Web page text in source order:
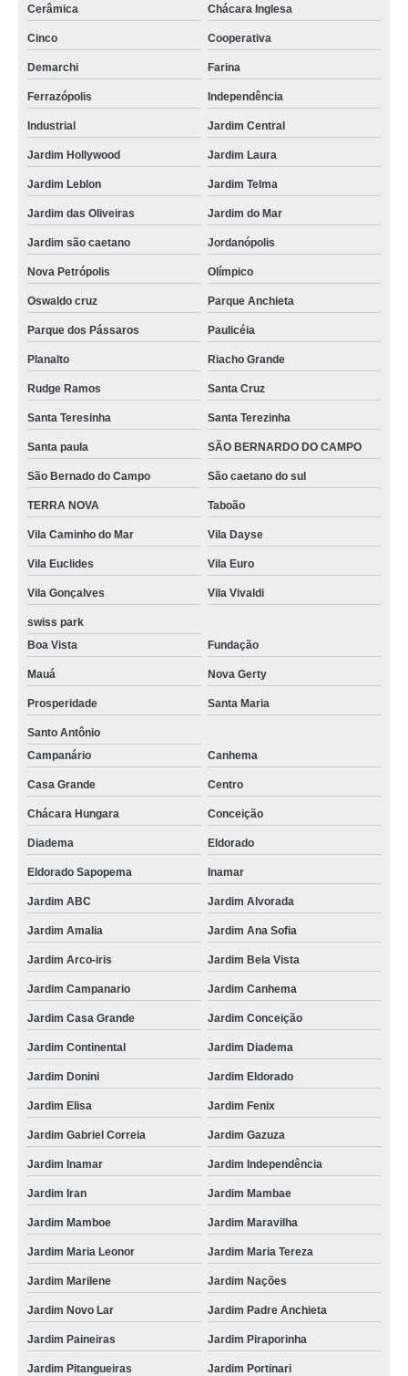
Cerâmica Chácara Inglesa
Cinco Cooperativa
Demarchi Farina
Ferrazópolis Independência
Industrial Jardim Central
Jardim Hollywood Jardim Laura
Jardim Leblon Jardim Telma
Jardim das Oliveiras Jardim do Mar
Jardim são caetano Jordanópolis
Nova Petrópolis Olímpico
Oswaldo cruz Parque Anchieta
Parque dos Pássaros Paulicéia
Planalto Riacho Grande
Rudge Ramos Santa Cruz
Santa Teresinha Santa Terezinha
Santa paula SÃO BERNARDO DO CAMPO
São Bernado do Campo São caetano do sul
TERRA NOVA Taboão
Vila Caminho do Mar Vila Dayse
Vila Euclides Vila Euro
Vila Gonçalves Vila Vivaldi
swiss park
Boa Vista
Fundação
Mauá Nova Gerty
Prosperidade Santa Maria
Santo Antônio
Campanário
Canhema
Casa Grande Centro
Chácara Hungara Conceição
Diadema Eldorado
Eldorado Sapopema Inamar
Jardim ABC Jardim Alvorada
Jardim Amalia Jardim Ana Sofia
Jardim Arco-iris Jardim Bela Vista
Jardim Campanario Jardim Canhema
Jardim Casa Grande Jardim Conceição
Jardim Continental Jardim Diadema
Jardim Donini Jardim Eldorado
Jardim Elisa Jardim Fenix
Jardim Gabriel Correia Jardim Gazuza
Jardim Inamar Jardim Independência
Jardim Iran Jardim Mambae
Jardim Mamboe Jardim Maravilha
Jardim Maria Leonor Jardim Maria Tereza
Jardim Marilene Jardim Nações
Jardim Novo Lar Jardim Padre Anchieta
Jardim Paineiras Jardim Piraporinha
Jardim Pitangueiras Jardim Portinari